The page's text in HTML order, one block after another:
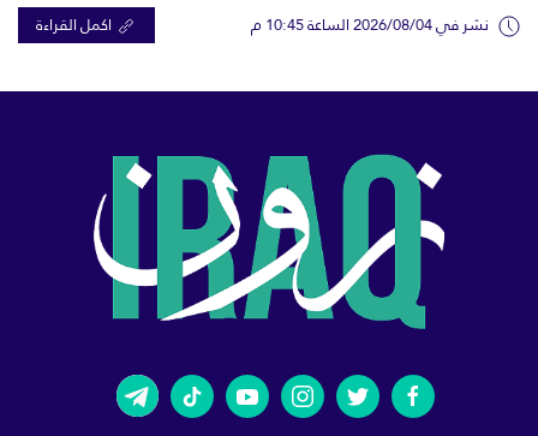
نشر في 2026/08/04 الساعة 10:45 م اكمل القراءة